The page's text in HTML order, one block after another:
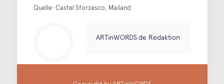
Quelle: Castel Sforzesco, Mailand
ARTinWORDS.de Redaktion